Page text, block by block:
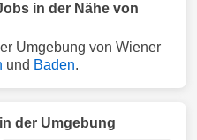
in der Nähe von
Umgebung von Wiener
und Baden.
der Umgebung